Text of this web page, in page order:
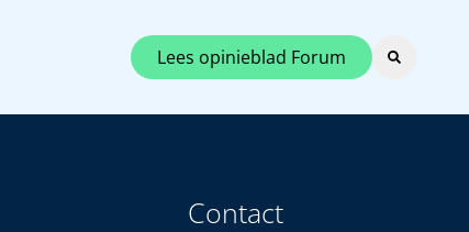
Lees opinieblad Forum
Contact